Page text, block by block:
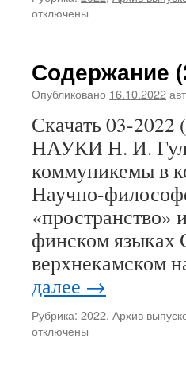
отключены
Содержание
Опубликовано 16.10.2022
Скачать 03-
НАУКИ Н. И.
коммуникемы в
Научно-
«пространство»
финском языках
верхнекамском
далее →
Рубрика: 2022, Архив
отключены